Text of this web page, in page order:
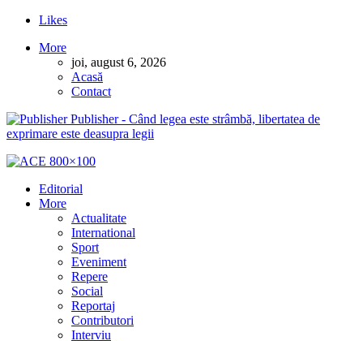
Likes
More
joi, august 6, 2026
Acasă
Contact
Publisher - Când legea este strâmbă, libertatea de
exprimare este deasupra legii
Editorial
More
Actualitate
International
Sport
Eveniment
Repere
Social
Reportaj
Contributori
Interviu